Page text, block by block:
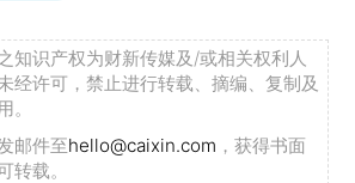
知识产权为财新传媒及/或相关权利人
经许可，禁止进行转载、摘编、复制及
。
邮件至hello@caixin.com ，获得书面
转载。